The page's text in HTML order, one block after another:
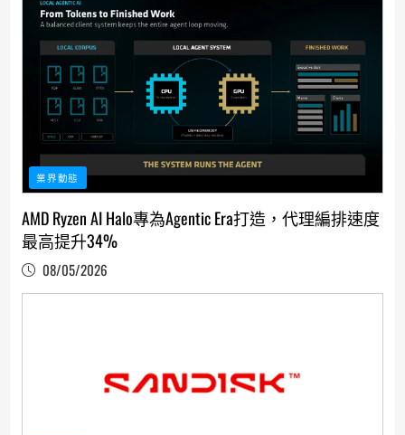
業界動態
AMD Ryzen AI Halo專為Agentic Era打造，代理編排速度
最高提升34%
08/05/2026